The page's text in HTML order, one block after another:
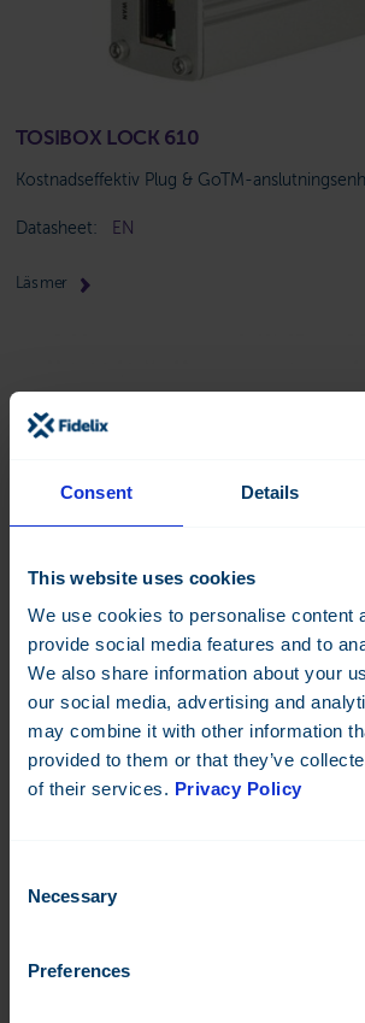
Consent Details
This website uses cookies
We use cookies to personalise content
provide social media features and to
We also share information about your
our social media, advertising and
may combine it with other information
provided to them or that they’ve
of their services. Privacy Policy
Selection
Necessary
Preferences
TOSIBOX LOCK 610
Kostnadseffektiv Plug & GoTM-
Datasheet: EN
Läs mer
TOSIBOX LOCK 200-C
Laite/reititin etäyhteyttä varten
Läs mer